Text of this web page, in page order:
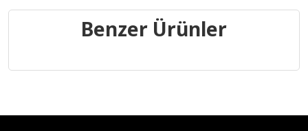
Benzer Ürünler